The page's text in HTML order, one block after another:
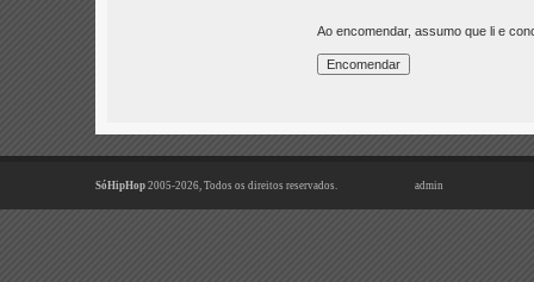
Ao encomendar, assumo que li e
SóHipHop 2005-2026, Todos os direitos reservados. admin